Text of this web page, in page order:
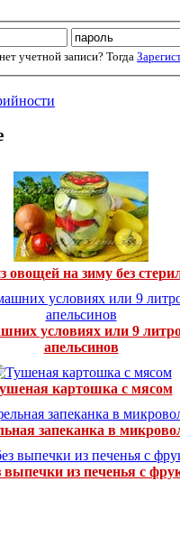
учетной записи? Тогда
овощей на зиму без
условиях или 9
апельсинов
картошка с мясом
запеканка в
выпечки из печенья с